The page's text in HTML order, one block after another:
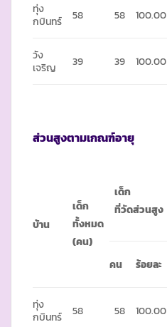
ทุ่ง
กบินทร์
58 58 100.00
วัง
เจริญ
39 39 100.00
ส่วนสูงตามเกณฑ์อายุ
บ้าน
เด็ก
ทั้งหมด
(คน)
เด็ก
ที่วัดส่วนสูง
คน ร้อยละ
ทุ่ง
กบินทร์
58 58 100.00